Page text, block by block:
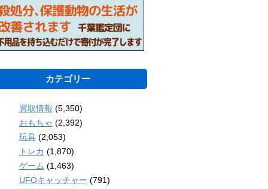
カテゴリー
買取情報 (5,350)
おもちゃ (2,392)
玩具(2,053)
トレカ (1,870)
ゲーム (1,463)
UFOキャッチャー (791)